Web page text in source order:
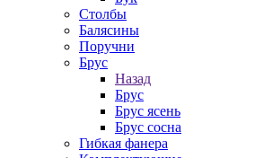
Столбы
Балясины
Поручни
Брус
Назад
Брус
Брус ясень
Брус сосна
Гибкая фанера